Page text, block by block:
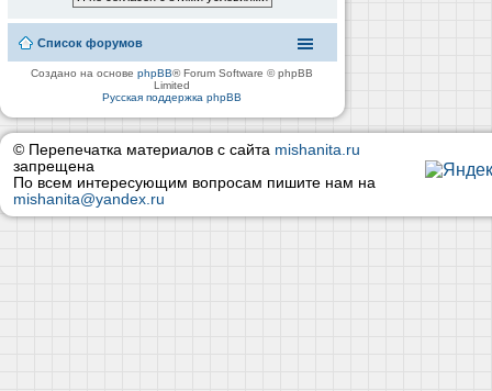
Список форумов
Создано на основеphpBB® Forum Software © phpBB
Limited
Русская поддержка phpBB
© Перепечатка материалов с сайта mishanita.ru
запрещена
По всем интересующим вопросам пишите нам на
mishanita@yandex.ru